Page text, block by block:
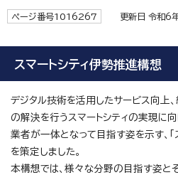
ページ番号1016267 更新日 令和6
スマートシティ伊勢推進構想
デジタル技術を活用したサービス向上
の解決を行うスマートシティの実現に
業者が一体となって目指す姿を示す、「
を策定しました。
本構想では、様々な分野の目指す姿と